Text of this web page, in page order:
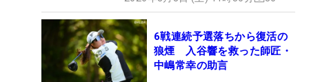
6戦連続予選落ちから復活の
狼煙 入谷響を救った師匠・
中嶋常幸の助言